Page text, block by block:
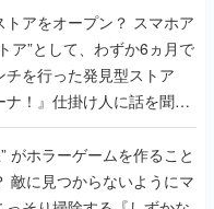
オープン？ スマホア
ア”として、わずか6ヵ月で
チを行った発見型ストア
ナ！』仕掛け人に話を聞い
がホラーゲームを作ること